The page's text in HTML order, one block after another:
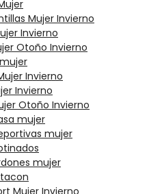
Mujer Invierno
Invierno
Otoño Invierno
Invierno
Invierno
Otoño Invierno
mujer
mujer
mujer
Mujer Invierno